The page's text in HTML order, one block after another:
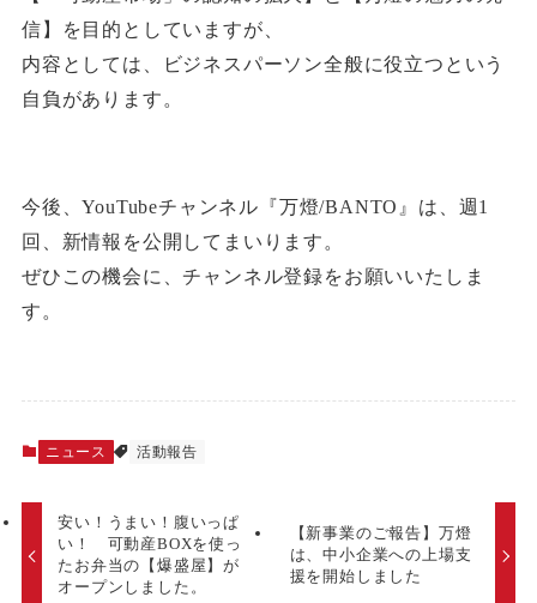
信】を目的としていますが、
内容としては、ビジネスパーソン全般に役立つという
自負があります。
今後、YouTubeチャンネル『万燈/BANTO』は、週1
回、新情報を公開してまいります。
ぜひこの機会に、チャンネル登録をお願いいたしま
す。
ニュース 活動報告
安い！うまい！腹いっぱ
い！ 可動産BOXを使っ
たお弁当の【爆盛屋】が
オープンしました。
【新事業のご報告】万燈
は、中小企業への上場支
援を開始しました